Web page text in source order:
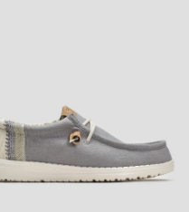
0 (973) 89-43-98
Viber